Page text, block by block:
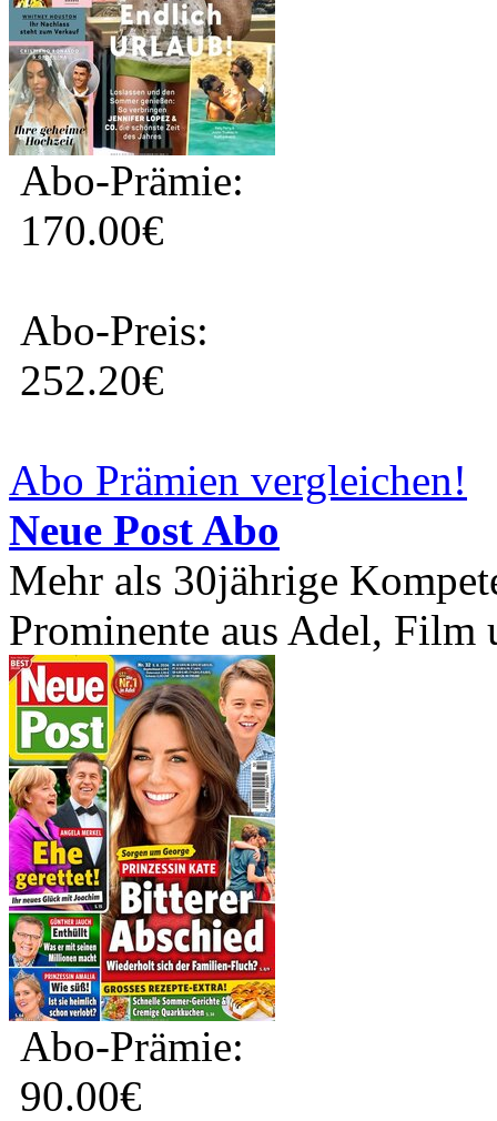
Abo-Prämie:
170.00€
Abo-Preis:
252.20€
Abo Prämien vergleichen!
Neue Post Abo
Mehr als 30jährige
Prominente aus Adel, Film
Abo-Prämie:
90.00€